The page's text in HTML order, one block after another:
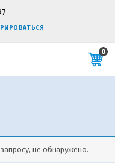
0
не обнаружено.